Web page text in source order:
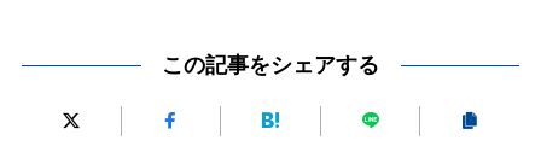
この記事をシェアする